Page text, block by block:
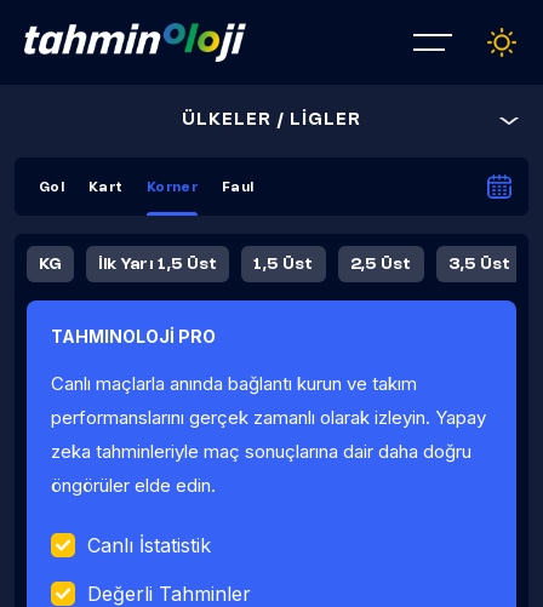
ÜLKELER / LİGLER
Gol Kart Korner Faul
KG İlk Yarı 1,5 Üst 1,5 Üst 2,5 Üst 3,5 Üst
Fauller Ortalama
TAHMINOLOJİ PRO
Canlı maçlarla anında bağlantı kurun ve takım
performanslarını gerçek zamanlı olarak izleyin. Yapay
zeka tahminleriyle maç sonuçlarına dair daha doğru
öngörüler elde edin.
Canlı İstatistik
Değerli Tahminler